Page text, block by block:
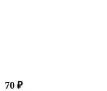
70 ₽